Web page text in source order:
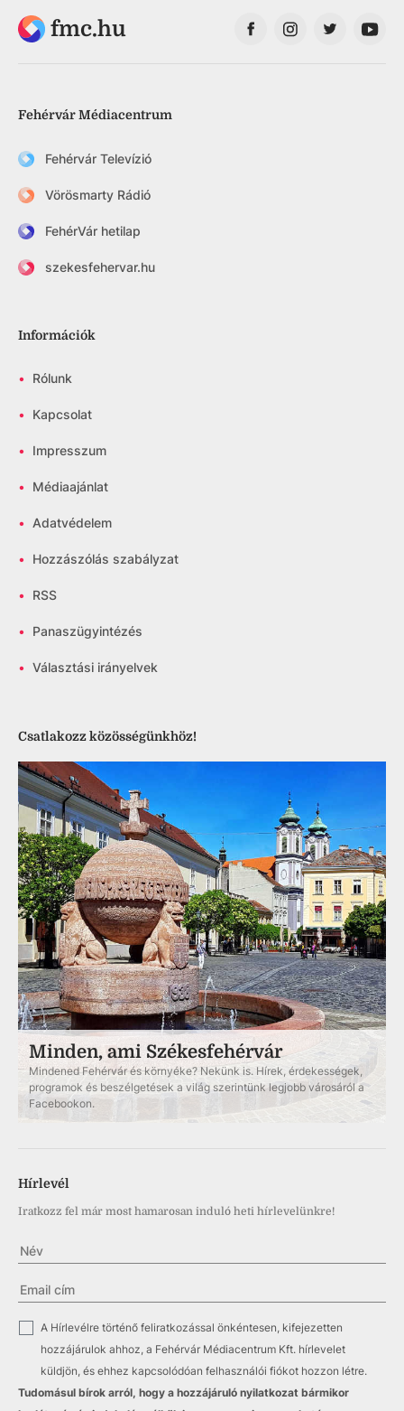
fmc.hu
Fehérvár Médiacentrum
Fehérvár Televízió
Vörösmarty Rádió
FehérVár hetilap
szekesfehervar.hu
Információk
• Rólunk
• Kapcsolat
• Impresszum
• Médiaajánlat
• Adatvédelem
• Hozzászólás szabályzat
• RSS
• Panaszügyintézés
• Választási irányelvek
Csatlakozz közösségünkhöz!
Minden, ami Székesfehérvár
Mindened Fehérvár és környéke? Nekünk is. Hírek, érdekességek,
programok és beszélgetések a világ szerintünk legjobb városáról a
Facebookon.
Hírlevél
Iratkozz fel már most hamarosan induló heti hírlevelünkre!
✓
A Hírlevélre történő feliratkozással önkéntesen, kifejezetten
hozzájárulok ahhoz, a Fehérvár Médiacentrum Kft. hírlevelet
küldjön, és ehhez kapcsolódóan felhasználói fiókot hozzon létre.
Tudomásul bírok arról, hogy a hozzájáruló nyilatkozat bármikor